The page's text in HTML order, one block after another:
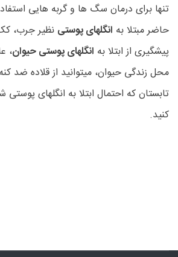
تنها برای درمان سگ ها و گربه هایی
حاضر مبتلا به انگلهای پوستی نظیر جرب،
پیشگیری از ابتلا به انگلهای پوستی حیوان،
محل زندگی حیوان، میتوانید از قلاده ضد
تابستان که احتمال ابتلا به انگلهای
کنید.